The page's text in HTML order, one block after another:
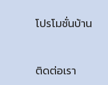
โปรโมชั่นบ้าน
ติดต่อเรา